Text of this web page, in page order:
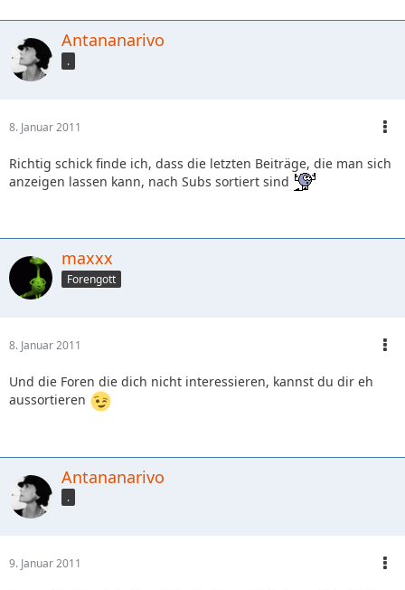
Antananarivo
.
8. Januar 2011
Richtig schick finde ich, dass die letzten Beiträge, die man sich
anzeigen lassen kann, nach Subs sortiert sind
maxxx
Forengott
8. Januar 2011
Und die Foren die dich nicht interessieren, kannst du dir eh
aussortieren
Antananarivo
.
9. Januar 2011